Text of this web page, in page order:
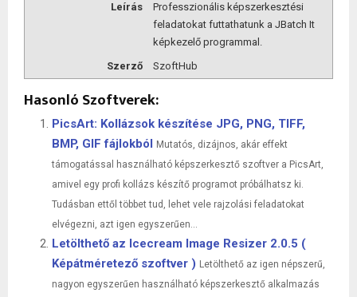
Leírás
Professzionális képszerkesztési
feladatokat futtathatunk a JBatch It
képkezelő programmal.
Szerző
SzoftHub
Hasonló Szoftverek:
PicsArt: Kollázsok készítése JPG, PNG, TIFF,
BMP, GIF fájlokból Mutatós, dizájnos, akár effekt
támogatással használható képszerkesztő szoftver a PicsArt,
amivel egy profi kollázs készítő programot próbálhatsz ki.
Tudásban ettől többet tud, lehet vele rajzolási feladatokat
elvégezni, azt igen egyszerűen...
Letölthető az Icecream Image Resizer 2.0.5 (
Képátméretező szoftver ) Letölthető az igen népszerű,
nagyon egyszerűen használható képszerkesztő alkalmazás